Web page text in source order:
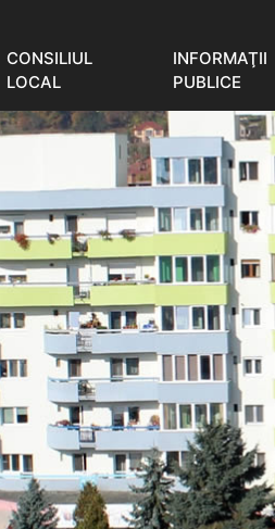
CONSILIUL
LOCAL
INFORMAŢII
PUBLICE